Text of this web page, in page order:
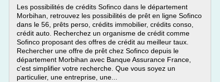
Les possibilités de crédits Sofinco dans le département
Morbihan, retrouvez les possibilités de prêt en ligne Sofinco
dans le 56, prêts perso, crédits immobilier, crédits conso,
crédit auto. Recherchez un organisme de crédit comme
Sofinco proposant des offres de crédit au meilleur taux.
Rechercher une offre de prêt chez Sofinco depuis le
département Morbihan avec Banque Assurance France,
c'est simplifier votre recherche. Que vous soyez un
particulier, une entreprise, une...